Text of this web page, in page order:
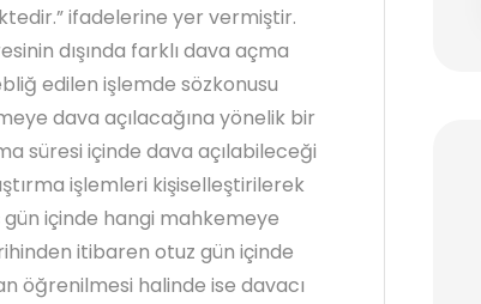
ifadelerine yer vermiştir.
dışında farklı dava açma
edilen işlemde sözkonusu
dava açılacağına yönelik bir
süresi içinde dava açılabileceği
işlemleri kişiselleştirilerek
gün içinde hangi mahkemeye
itibaren otuz gün içinde
öğrenilmesi halinde ise davacı